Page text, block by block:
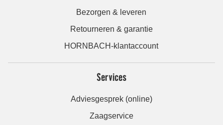
Bezorgen & leveren
Retourneren & garantie
HORNBACH-klantaccount
Services
Adviesgesprek (online)
Zaagservice